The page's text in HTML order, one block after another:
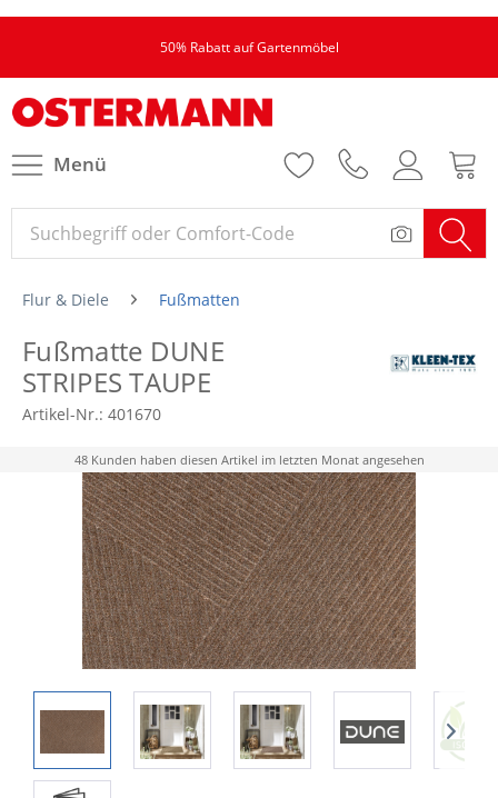
50% Rabatt auf Gartenmöbel
Menü
Flur & Diele Fußmatten
Fußmatte DUNE
STRIPES TAUPE
Artikel-Nr.: 401670
48 Kunden haben diesen Artikel im letzten Monat angesehen